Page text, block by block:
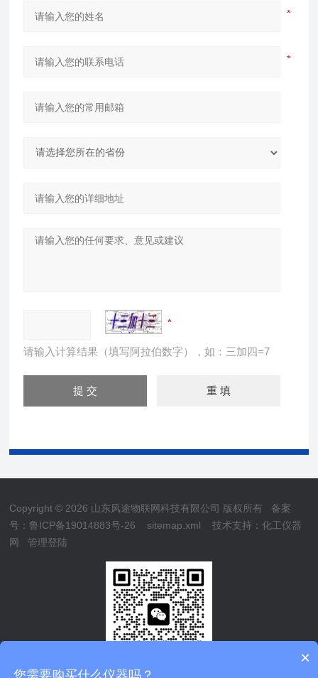
请输入计算结果（填写阿拉伯数字），如：三加四=7
Copyright © 2026 山东风途物联网科技有限公司 版权所有 备案
号：鲁ICP备19014883号-26
sitemap.xml 技术支持：化工仪器
网
管理登陆
×
您需要购买什么仪器吗？